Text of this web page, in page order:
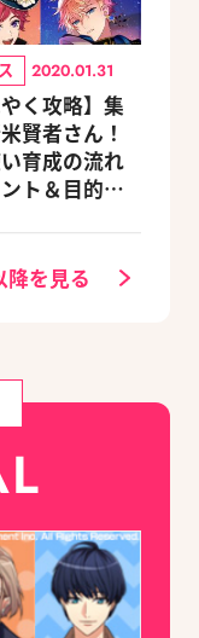
2020.01.31
やく攻略】集
賢者さん！
育成の流れ
ト＆目的別
降を見る